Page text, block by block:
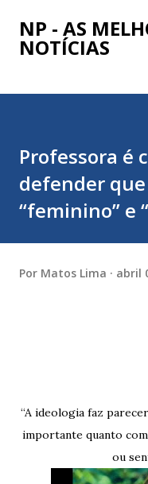
Pular
NP - AS
NOTÍCIAS
Professora é
defender
“feminino” e
Por Matos Lima abril
“A ideologia faz parecer que a biologia realmente não é tão
importante quanto
ou